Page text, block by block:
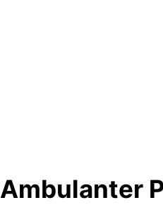
Ambulanter